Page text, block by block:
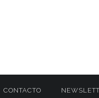
CONTACTO